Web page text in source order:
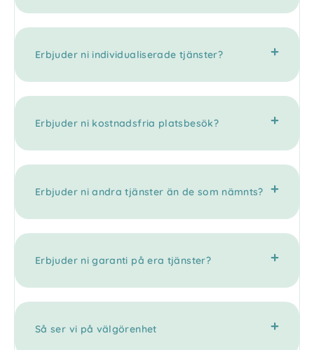
Erbjuder ni individualiserade tjänster?
Erbjuder ni kostnadsfria platsbesök?
Erbjuder ni andra tjänster än de som nämnts?
Erbjuder ni garanti på era tjänster?
Så ser vi på välgörenhet